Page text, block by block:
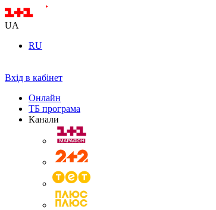
UA
RU
Вхід в кабінет
Онлайн
ТБ програма
Канали